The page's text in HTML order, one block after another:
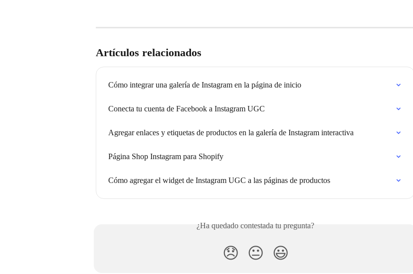
Artículos relacionados
Cómo integrar una galería de Instagram en la página de inicio
Conecta tu cuenta de Facebook a Instagram UGC
Agregar enlaces y etiquetas de productos en la galería de Instagram interactiva
Página Shop Instagram para Shopify
Cómo agregar el widget de Instagram UGC a las páginas de productos
¿Ha quedado contestada tu pregunta?
😞 😐 😃